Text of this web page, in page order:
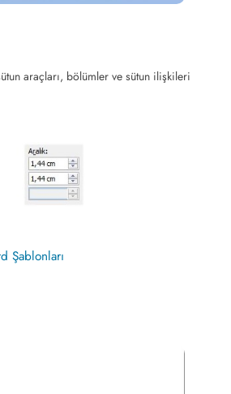
araçları, bölümler ve sütun ilişkileri
Şablonları